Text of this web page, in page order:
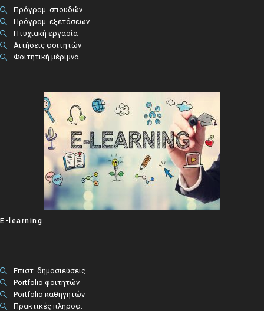
Πρόγραμ. σπουδών
Πρόγραμ. εξετάσεων
Πτυχιακή εργασία
Αιτήσεις φοιτητών
Φοιτητική μέριμνα
E-learning
Επιστ. δημοσιεύσεις
Portfolio φοιτητών
Portfolio καθηγητών
Πρακτικές πληροφ.​